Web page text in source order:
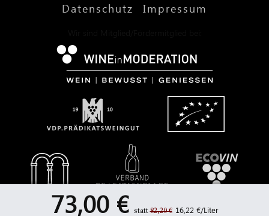
73,00 € statt82,20 € 16,22 €/Liter
Datenschutz
Impressum